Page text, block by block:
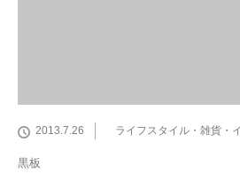
2013.7.26 ライフスタイル・雑貨・
黒板